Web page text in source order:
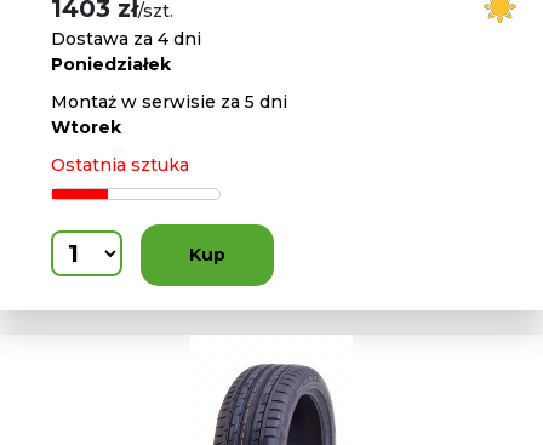
1403 zł/szt.
Dostawa za 4 dni
Poniedziałek
Montaż w serwisie za 5 dni
Wtorek
Ostatnia sztuka
Kup